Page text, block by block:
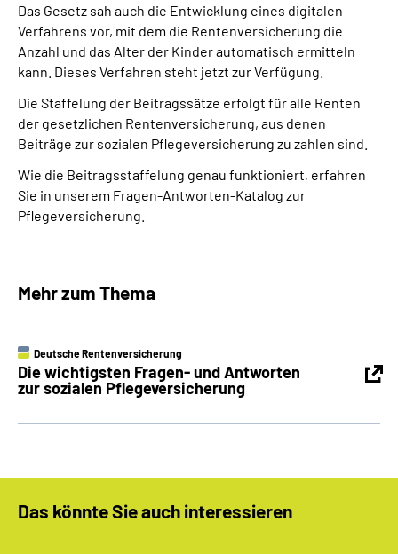
Das Gesetz sah auch die Entwicklung eines digitalen
Verfahrens vor, mit dem die Rentenversicherung die
Anzahl und das Alter der Kinder automatisch ermitteln
kann. Dieses Verfahren steht jetzt zur Verfügung.
Die Staffelung der Beitragssätze erfolgt für alle Renten
der gesetzlichen Rentenversicherung, aus denen
Beiträge zur sozialen Pflegeversicherung zu zahlen sind.
Wie die Beitragsstaffelung genau funktioniert, erfahren
Sie in unserem Fragen-Antworten-Katalog zur
Pflegeversicherung.
Mehr zum Thema
Deutsche Rentenversicherung
Die wichtigsten Fragen- und Antworten
zur sozialen Pflegeversicherung
Das könnte Sie auch interessieren